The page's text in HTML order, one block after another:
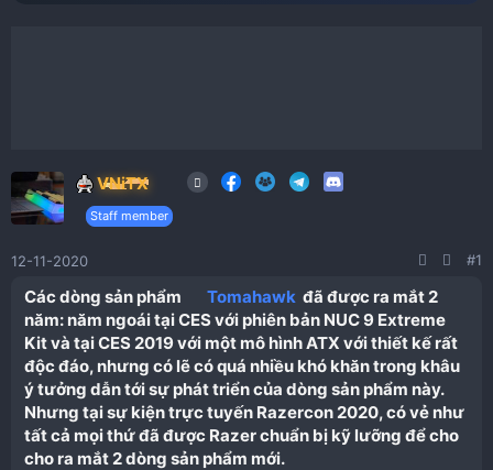
VNiTX
Staff member
12-11-2020 #1
Cácdòng sản phẩm Tomahawk đã được ra mắt 2
năm: năm ngoái tại CES với phiên bản NUC 9 Extreme
Kitvà tại CES 2019 với một mô hình ATX với thiết kế rất
độc đáo, nhưng có lẽ có quá nhiều khó khăn trong khâu
ý tưởng dẫn tới sự phát triển của dòng sản phẩm này.
Nhưng tại sự kiện trực tuyến Razercon 2020, có vẻ như
tất cả mọi thứ đã được Razer chuẩn bị kỹ lưỡng để cho
cho ra mắt 2 dòng sản phẩm mới.​